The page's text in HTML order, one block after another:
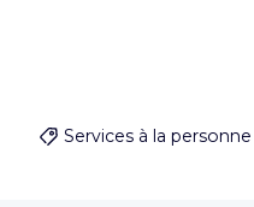
Services à la personne